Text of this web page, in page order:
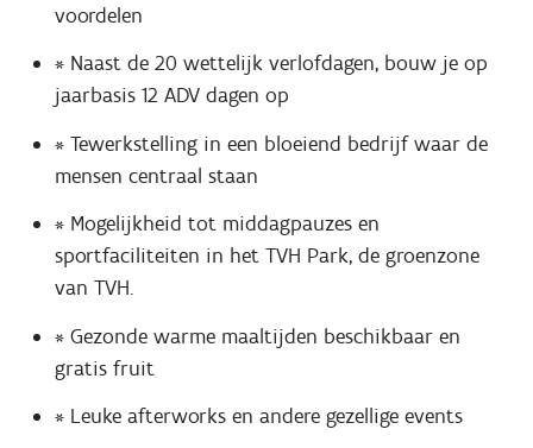
voordelen
* Naast de 20 wettelijk verlofdagen, bouw je op
jaarbasis 12 ADV dagen op
* Tewerkstelling in een bloeiend bedrijf waar de
mensen centraal staan
* Mogelijkheid tot middagpauzes en
sportfaciliteiten in het TVH Park, de groenzone
van TVH.
* Gezonde warme maaltijden beschikbaar en
gratis fruit
* Leuke afterworks en andere gezellige events